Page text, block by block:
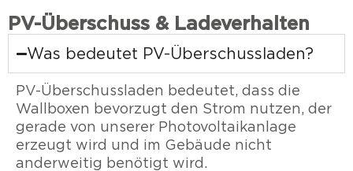
PV-Überschuss & Ladeverhalten
Was bedeutet PV-Überschussladen?
PV-Überschussladen bedeutet, dass die
Wallboxen bevorzugt den Strom nutzen, der
gerade von unserer Photovoltaikanlage
erzeugt wird und im Gebäude nicht
anderweitig benötigt wird.